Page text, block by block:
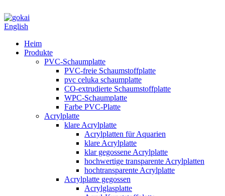
English
Heim
Produkte
PVC-Schaumplatte
PVC-freie Schaumstoffplatte
pvc celuka schaumplatte
CO-extrudierte Schaumstoffplatte
WPC-Schaumplatte
Farbe PVC-Platte
Acrylplatte
klare Acrylplatte
Acrylplatten für Aquarien
klare Acrylplatte
klar gegossene Acrylplatte
hochwertige transparente Acrylplatten
hochtransparente Acrylplatte
Acrylplatte gegossen
Acrylglasplatte